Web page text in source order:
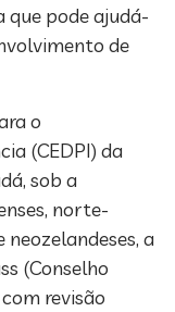
que pode ajudá-
de
o
(CEDPI) da
sob a
norte-
a
(Conselho
revisão